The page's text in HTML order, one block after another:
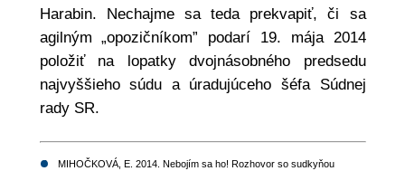
Harabin. Nechajme sa teda prekvapiť, či sa
agilným „opozičníkom” podarí 19. mája 2014
položiť na lopatky dvojnásobného predsedu
najvyššieho súdu a úradujúceho šéfa Súdnej
rady SR.
MIHOČKOVÁ, E. 2014. Nebojím sa ho! Rozhovor so sudkyňou